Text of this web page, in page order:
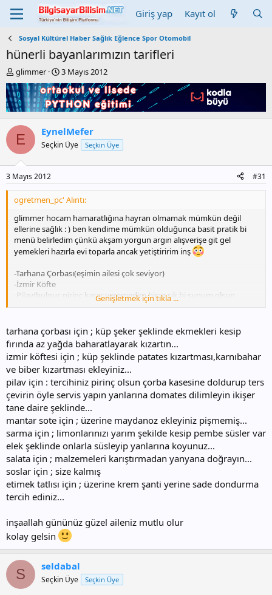
Giriş yap Kayıt ol
Sosyal Kültürel Haber Sağlık Eğlence Spor Otomobil
hünerli bayanlarımızın tarifleri
K
o
n
b
u
y
u
b
ş
l
a
t
n
glimmer
B
a
ş
l
a
n
g
ı
t
r
i
i
3 Mayıs 2012
E EynelMefer
Seçkin Üye Seçkin Üye
3 Mayıs 2012 #31
ogretmen_pc' Alıntı:
glimmer hocam hamaratlığına hayran olmamak mümkün değil
ellerine sağlık : ) ben kendime mümkün olduğunca basit pratik bi
menü belirledim çünkü akşam yorgun argın alışverişe git gel
yemekleri hazırla evi toparla ancak yetiştiririm inş
-Tarhana Çorbası(eşimin ailesi çok seviyor)
-İzmir Köfte
-Pilav(bulgur-pirinç karar veremedim biraz şık bi sunum olsun
istiyorum)
-Sarma(dün yapmıştım allah'tan)
-Salata
-Masayı kalabalık göstersin diye çeşitli soslar : )
-Etimek Tatlısı
sizce nasıl ? kayınvalideme daha çok hünerlerimi göstermek
isterdim ama zaman kısıtlı
:lol:
Genişletmek için tıkla ...
tarhana çorbası için ; küp şeker şeklinde ekmekleri kesip
fırında az yağda baharatlayarak kızartın...
izmir köftesi için ; küp şeklinde patates kızartması,karnıbahar
ve biber kızartması ekleyiniz...
pilav için : tercihiniz pirinç olsun çorba kasesine doldurup ters
çevirin öyle servis yapın yanlarına domates dilimleyin ikişer
tane daire şeklinde...
mantar sote için ; üzerine maydanoz ekleyiniz pişmemiş...
sarma için ; limonlarınızı yarım şekilde kesip pembe süsler var
elek şeklinde onlarla süsleyip yanlarına koyunuz...
salata için ; malzemeleri karıştırmadan yanyana doğrayın...
soslar için ; size kalmış
etimek tatlısı için ; üzerine krem şanti yerine sade dondurma
tercih ediniz...
inşaallah gününüz güzel aileniz mutlu olur
kolay gelsin
S seldabal
Seçkin Üye Seçkin Üye